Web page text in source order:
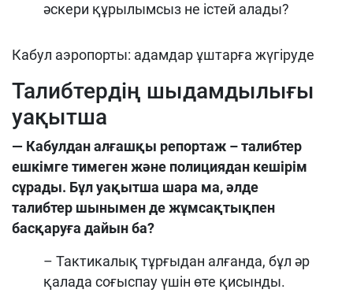
әскери құрылымсыз не істей алады?
Кабул аэропорты: адамдар ұштарға жүгіруде
Талибтердің шыдамдылығы
уақытша
— Кабулдан алғашқы репортаж – талибтер
ешкімге тимеген және полициядан кешірім
сұрады. Бұл уақытша шара ма, әлде
талибтер шынымен де жұмсақтықпен
басқаруға дайын ба?
– Тактикалық тұрғыдан алғанда, бұл әр
қалада соғыспау үшін өте қисынды.